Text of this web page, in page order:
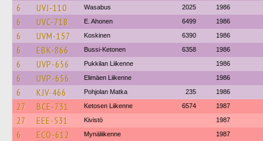
6 UVJ-110 Wasabus 2025 1986
6 UVC-718 E. Ahonen 6499 1986
6 UVM-157 Koskinen 6390 1986
6 EBK-866 Bussi-Ketonen 6358 1986
6 UVP-656 Pukkilan Liikenne 1986
6 UVP-656 Elimäen Liikenne 1986
6 KJV-466 Pohjolan Matka 235 1986
27 BCE-731 Ketosen Liikenne 6574 1987
27 EEE-531 Kivistö 1987
6 ECO-612 Mynäliikenne 1987